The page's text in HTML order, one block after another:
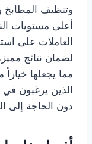
وتنظيف
أعلى مستويات
العاملات على
لضمان نتائج
مما يجعلها خياراً
الذين يرغبون
دون الحاجة إلى